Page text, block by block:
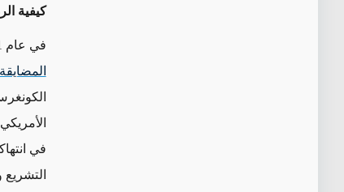
كيفية
في عام 2021، رداً على محاولة اختطاف ألينجاد، أقر الكونغرس، "
في